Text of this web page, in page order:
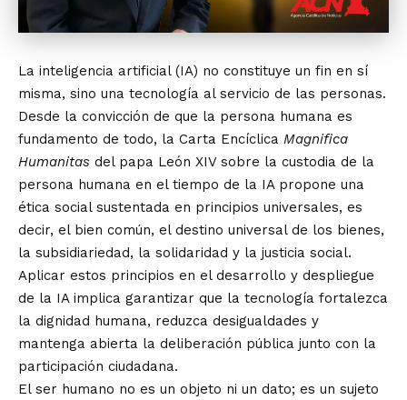
La inteligencia artificial (IA) no constituye un fin en sí
misma, sino una tecnología al servicio de las personas.
Desde la convicción de que la persona humana es
fundamento de todo, la Carta Encíclica Magnifica
Humanitas del papa León XIV sobre la custodia de la
persona humana en el tiempo de la IA propone una
ética social sustentada en principios universales, es
decir, el bien común, el destino universal de los bienes,
la subsidiariedad, la solidaridad y la justicia social.
Aplicar estos principios en el desarrollo y despliegue
de la IA implica garantizar que la tecnología fortalezca
la dignidad humana, reduzca desigualdades y
mantenga abierta la deliberación pública junto con la
participación ciudadana.
El ser humano no es un objeto ni un dato; es un sujeto